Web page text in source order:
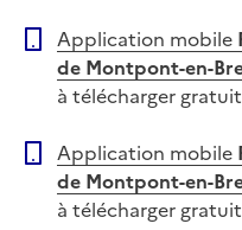
Application mobile
de Montpont-en-
à télécharger
Application mobile
de Montpont-en-
à télécharger